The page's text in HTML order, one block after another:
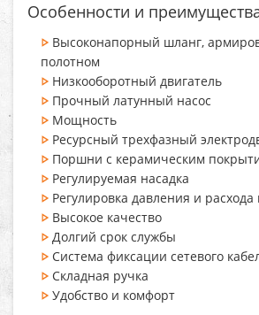
Особенности и
Высоконапорный шланг,
полотном
Низкооборотный двигатель
Прочный латунный насос
Мощность
Ресурсный трехфазный
Поршни с керамическим
Регулируемая насадка
Регулировка давления и расхода
Высокое качество
Долгий срок службы
Система фиксации сетевого
Складная ручка
Удобство и комфорт